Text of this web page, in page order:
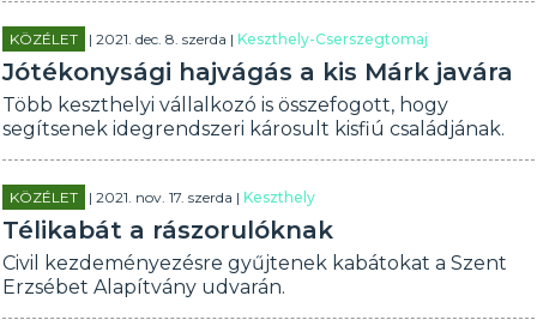
KÖZÉLET | 2021. dec. 8. szerda |Keszthely-Cserszegtomaj
Jótékonysági hajvágás a kis Márk javára
Több keszthelyi vállalkozó is összefogott, hogy
segítsenek idegrendszeri károsult kisfiú családjának.
KÖZÉLET | 2021. nov. 17. szerda |Keszthely
Télikabát a rászorulóknak
Civil kezdeményezésre gyűjtenek kabátokat a Szent
Erzsébet Alapítvány udvarán.